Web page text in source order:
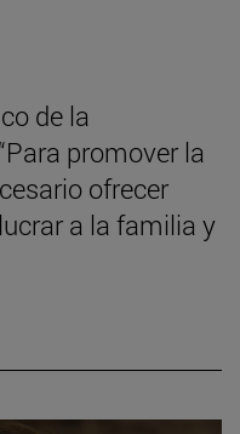
de la
promover la
ofrecer
a la familia y